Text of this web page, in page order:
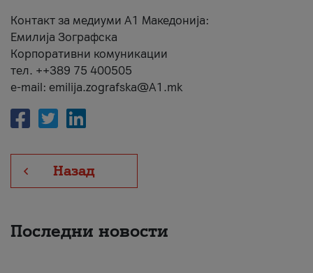
Контакт за медиуми А1 Македонија:
Емилија Зографска
Корпоративни комуникации
тел. ++389 75 400505
e-mail: emilija.zografska@A1.mk
Назад
Последни новости